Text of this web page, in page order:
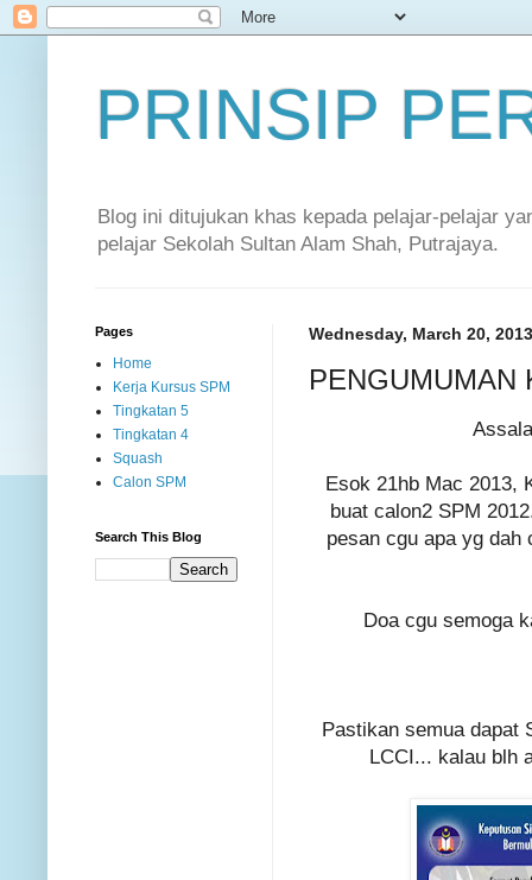
PRINSIP
Blog ini ditujukan khas kepada pelajar-pelajar
pelajar Sekolah Sultan Alam Shah, Putrajaya.
Wednesday, March 20, 2013
PENGUMUMAN
Esok 21hb Mac 2013,
buat calon2 SPM
pesan cgu apa yg dah
Doa cgu semoga
Pastikan semua dapat
LCCI... kalau blh
Pages
Home
Kerja Kursus SPM
Tingkatan 5
Tingkatan 4
Squash
Calon SPM
Search This Blog